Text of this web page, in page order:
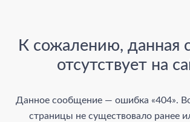
К сожалению, данная
отсутствует на
Данное сообщение — ошибка «404».
страницы не существовало ранее